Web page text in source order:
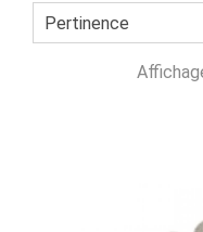
Pertinence